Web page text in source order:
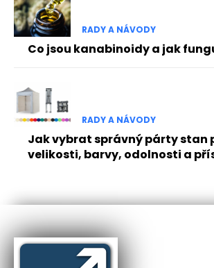
RADY A NÁVODY
Co jsou kanabinoidy a jak
RADY A NÁVODY
Jak vybrat správný párty stan
velikosti, barvy, odolnosti a